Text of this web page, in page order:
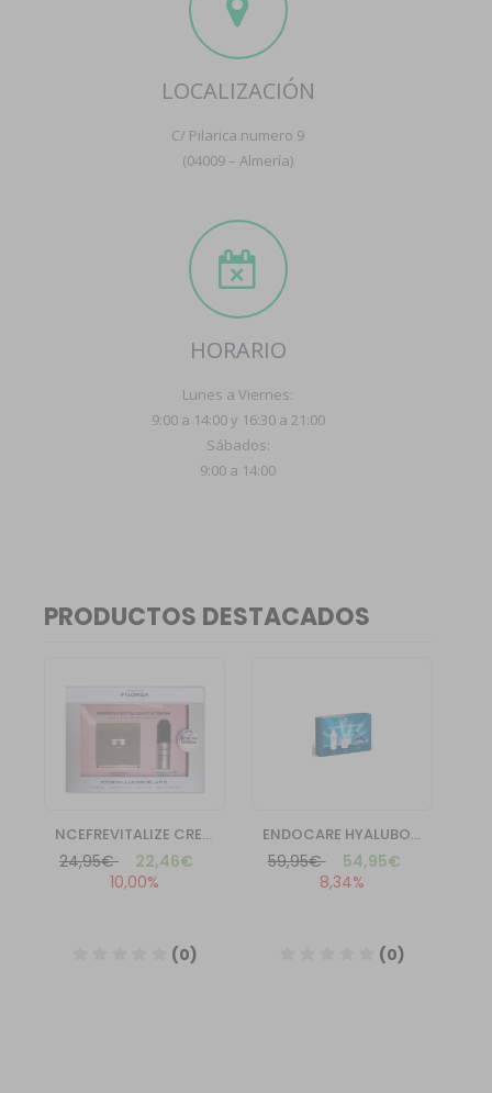
LOCALIZACIÓN
C/ Pilarica numero 9
(04009 – Almería)
HORARIO
Lunes a Viernes:
9:00 a 14:00 y 16:30 a 21:00
Sábados:
9:00 a 14:00